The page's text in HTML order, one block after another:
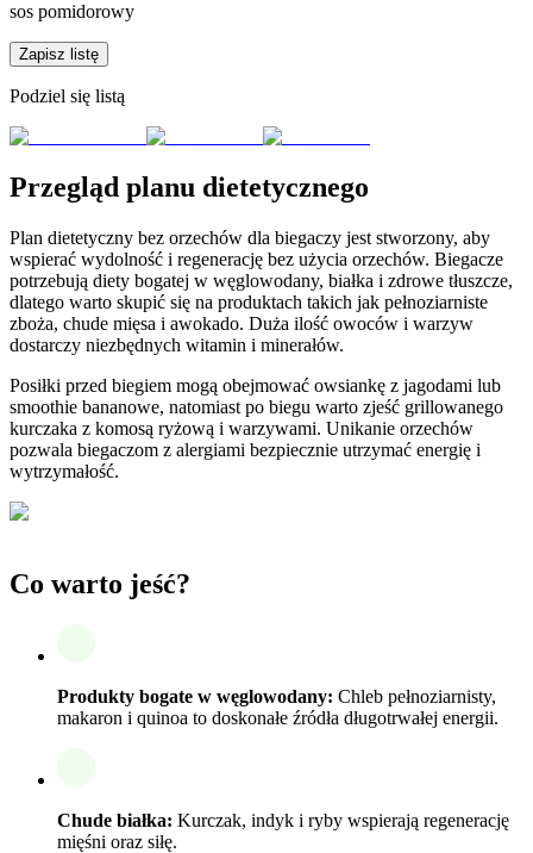
sos pomidorowy
Zapisz listę
Podziel się listą
Przegląd planu dietetycznego
Plan dietetyczny bez orzechów dla biegaczy jest stworzony, aby
wspierać wydolność i regenerację bez użycia orzechów. Biegacze
potrzebują diety bogatej w węglowodany, białka i zdrowe tłuszcze,
dlatego warto skupić się na produktach takich jak pełnoziarniste
zboża, chude mięsa i awokado. Duża ilość owoców i warzyw
dostarczy niezbędnych witamin i minerałów.
Posiłki przed biegiem mogą obejmować owsiankę z jagodami lub
smoothie bananowe, natomiast po biegu warto zjeść grillowanego
kurczaka z komosą ryżową i warzywami. Unikanie orzechów
pozwala biegaczom z alergiami bezpiecznie utrzymać energię i
wytrzymałość.
Co warto jeść?
Produkty bogate w węglowodany: Chleb pełnoziarnisty,
makaron i quinoa to doskonałe źródła długotrwałej energii.
Chude białka: Kurczak, indyk i ryby wspierają regenerację
mięśni oraz siłę.